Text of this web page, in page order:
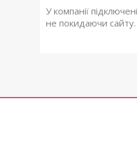
У компанії
не покидаючи сайту.